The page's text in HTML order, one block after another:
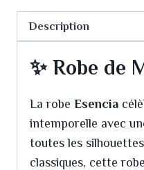
Description
✨ Robe de
La robe Esencia
intemporelle avec
toutes les
classiques, cette